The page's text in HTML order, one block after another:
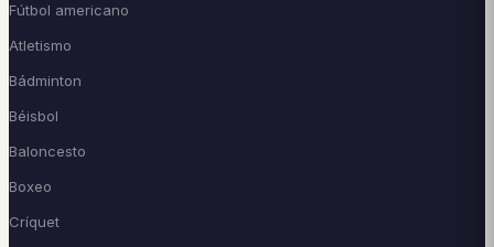
Fútbol americano
Atletismo
Bádminton
Béisbol
Baloncesto
Boxeo
Críquet